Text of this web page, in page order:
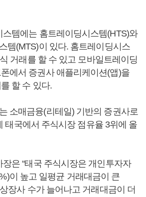
템에는 홈트레이딩시스템(HTS)와
템(MTS)이 있다. 홈트레이딩시스
거래를 할 수 있고 모바일트레이딩
에서 증권사 애플리케이션(앱)을
할 수 있다.
소매금융(리테일) 기반의 증권사로
태국에서 주식시장 점유율 3위에 올
은 “태국 주식시장은 개인투자자
이 높고 일평균 거래대금이 큰
장사 수가 늘어나고 거래대금이 더